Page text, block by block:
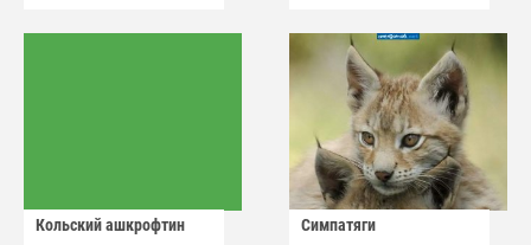
Кольский ашкрофтин Симпатяги